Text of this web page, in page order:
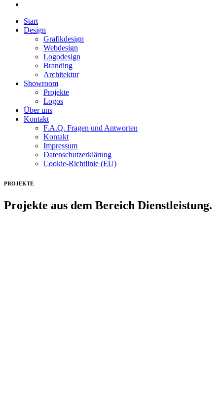
Start
Design
Grafikdesign
Webdesign
Logodesign
Branding
Architektur
Showroom
Projekte
Logos
Über uns
Kontakt
F.A.Q. Fragen und Antworten
Kontakt
Impressum
Datenschutzerklärung
Cookie-Richtlinie (EU)
PROJEKTE
Projekte aus dem Bereich Dienstleistung.